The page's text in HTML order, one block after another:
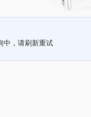
中，请刷新重试